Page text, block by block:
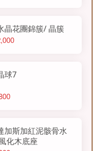
晶花團錦簇/ 晶簇
球7
加斯加紅泥骸骨水
化木底座